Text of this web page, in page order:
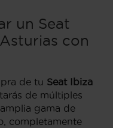
un Seat
con
de tu Seat Ibiza
de múltiples
gama de
completamente